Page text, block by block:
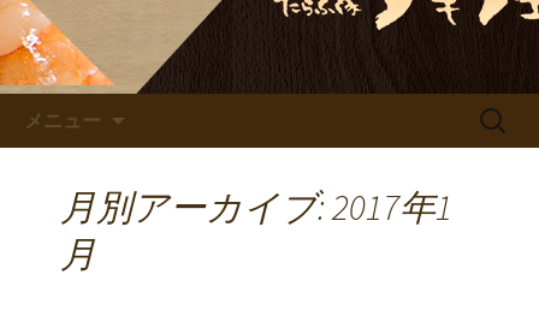
メニュー
検
月別アーカイブ: 2017年1
月